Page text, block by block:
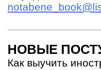
НОВЫЕ
Как выучить